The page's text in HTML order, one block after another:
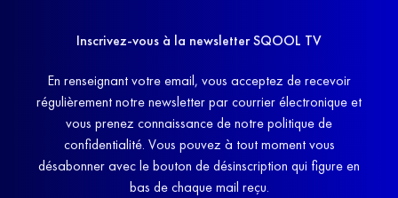
Inscrivez-vous à la newsletter SQOOL TV
En renseignant votre email, vous acceptez de recevoir
régulièrement notre newsletter par courrier électronique et
vous prenez connaissance de notre politique de
confidentialité. Vous pouvez à tout moment vous
désabonner avec le bouton de désinscription qui figure en
bas de chaque mail reçu.